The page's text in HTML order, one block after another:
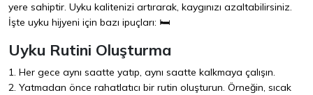
yere sahiptir. Uyku kalitenizi artırarak, kaygınızı azaltabilirsiniz.
İşte uyku hijyeni için bazı ipuçları: 🛏️
Uyku Rutini Oluşturma
1. Her gece aynı saatte yatıp, aynı saatte kalkmaya çalışın.
2. Yatmadan önce rahatlatıcı bir rutin oluşturun. Örneğin, sıcak